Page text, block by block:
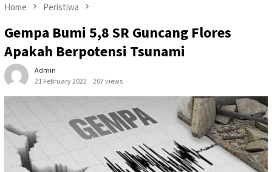
Home Peristiwa
Gempa Bumi 5,8 SR Guncang Flores
Apakah Berpotensi Tsunami
Admin
21 February 2022
207 views